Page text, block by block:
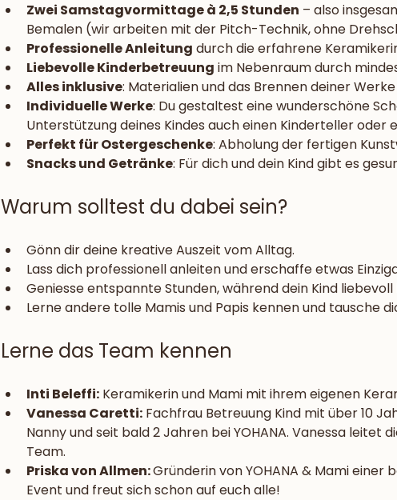
Zwei Samstagvormittage à 2,5 Stunden – also
Bemalen (wir arbeiten mit der Pitch-Technik, ohne
Professionelle Anleitung durch die erfahrene
Liebevolle Kinderbetreuung im Nebenraum durch
Alles inklusive: Materialien und das Brennen deiner
Individuelle Werke: Du gestaltest eine wunderschöne
Unterstützung deines Kindes auch einen Kinderteller oder
Perfekt für Ostergeschenke: Abholung der fertigen
Snacks und Getränke: Für dich und dein Kind gibt es
Warum solltest du dabei sein?
Gönn dir deine kreative Auszeit vom Alltag.
Lass dich professionell anleiten und erschaffe etwas
Geniesse entspannte Stunden, während dein Kind
Lerne andere tolle Mamis und Papis kennen und tausche
Lerne das Team kennen
Inti Beleffi: Keramikerin und Mami mit ihrem eigenen
Vanessa Caretti: Fachfrau Betreuung Kind mit über 10
Nanny und seit bald 2 Jahren bei YOHANA. Vanessa
Team.
Priska von Allmen: Gründerin von YOHANA & Mami
Event und freut sich schon auf euch alle!